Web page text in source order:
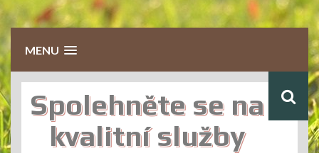
MENU
Spolehněte se na
kvalitní služby